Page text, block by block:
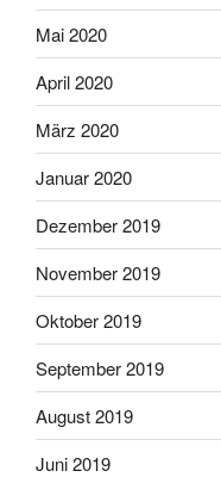
Mai 2020
April 2020
März 2020
Januar 2020
Dezember 2019
November 2019
Oktober 2019
September 2019
August 2019
Juni 2019